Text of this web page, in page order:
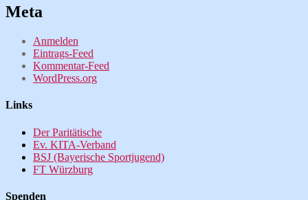
Meta
Anmelden
Eintrags-Feed
Kommentar-Feed
WordPress.org
Links
Der Paritätische
Ev. KITA-Verband
BSJ (Bayerische Sportjugend)
FT Würzburg
Spenden